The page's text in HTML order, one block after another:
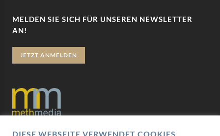
MELDEN SIE SICH FÜR UNSEREN NEWSLETTER
AN!
JETZT ANMELDEN
DIESE WEBSEITE VERWENDET COOKIES